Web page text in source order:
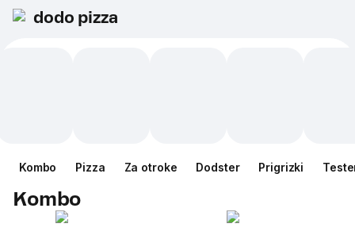
dodo pizza
Kombo Pizza Za otroke Dodster Prigrizki
Kombo